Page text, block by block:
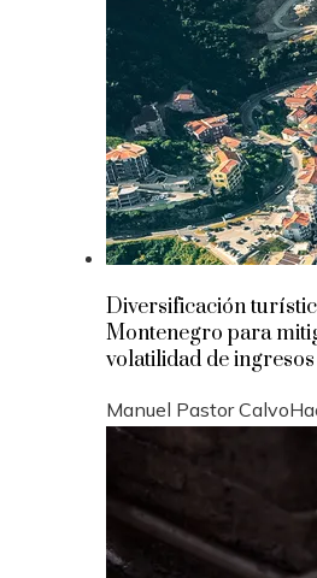
Diversificación
Montenegro para
volatilidad de
Manuel Pastor Calvo